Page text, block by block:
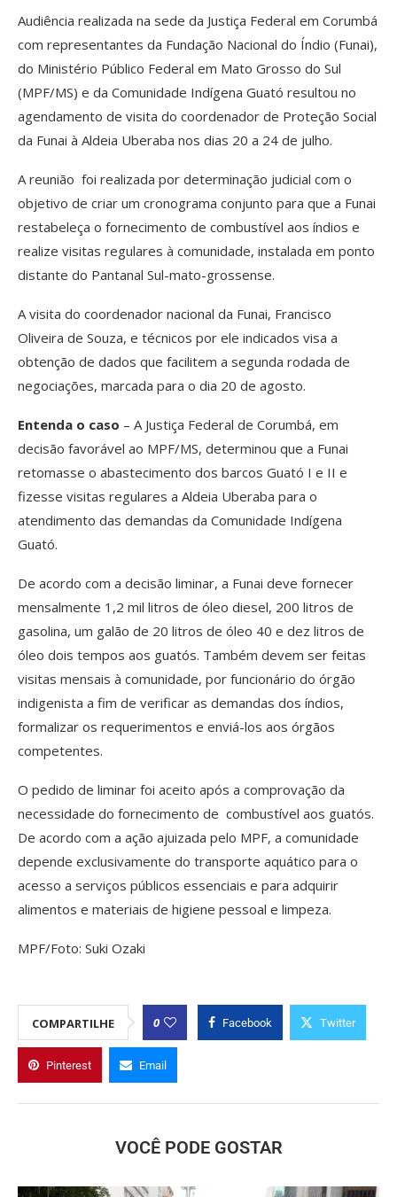
Audiência realizada na sede da Justiça Federal em Corumbá
com representantes da Fundação Nacional do Índio (Funai),
do Ministério Público Federal em Mato Grosso do Sul
(MPF/MS) e da Comunidade Indígena Guató resultou no
agendamento de visita do coordenador de Proteção Social
da Funai à Aldeia Uberaba nos dias 20 a 24 de julho.
A reunião foi realizada por determinação judicial com o
objetivo de criar um cronograma conjunto para que a Funai
restabeleça o fornecimento de combustível aos índios e
realize visitas regulares à comunidade, instalada em ponto
distante do Pantanal Sul-mato-grossense.
A visita do coordenador nacional da Funai, Francisco
Oliveira de Souza, e técnicos por ele indicados visa a
obtenção de dados que facilitem a segunda rodada de
negociações, marcada para o dia 20 de agosto.
Entenda o caso – A Justiça Federal de Corumbá, em
decisão favorável ao MPF/MS, determinou que a Funai
retomasse o abastecimento dos barcos Guató I e II e
fizesse visitas regulares a Aldeia Uberaba para o
atendimento das demandas da Comunidade Indígena
Guató.
De acordo com a decisão liminar, a Funai deve fornecer
mensalmente 1,2 mil litros de óleo diesel, 200 litros de
gasolina, um galão de 20 litros de óleo 40 e dez litros de
óleo dois tempos aos guatós. Também devem ser feitas
visitas mensais à comunidade, por funcionário do órgão
indigenista a fim de verificar as demandas dos índios,
formalizar os requerimentos e enviá-los aos órgãos
competentes.
O pedido de liminar foi aceito após a comprovação da
necessidade do fornecimento de combustível aos guatós.
De acordo com a ação ajuizada pelo MPF, a comunidade
depende exclusivamente do transporte aquático para o
acesso a serviços públicos essenciais e para adquirir
alimentos e materiais de higiene pessoal e limpeza.
MPF/Foto: Suki Ozaki
COMPARTILHE 0 Facebook Twitter
Pinterest Email
VOCÊ PODE GOSTAR